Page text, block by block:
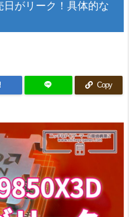
がリーク！具体的な
Copy